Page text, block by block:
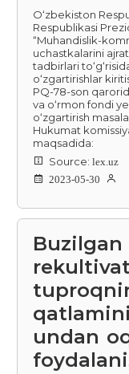
O‘zbekiston
Respublikasi
“Muhandislik-
uchastkalarini
tadbirlari
o‘zgartirishlar
PQ-78-son
va o‘rmon fondi
o‘zgartirish
Hukumat
maqsadida:
Source: lex.uz
2023-05-30
Buzilgan
undan